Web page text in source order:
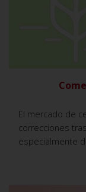
El mercado de
correcciones
especialmente